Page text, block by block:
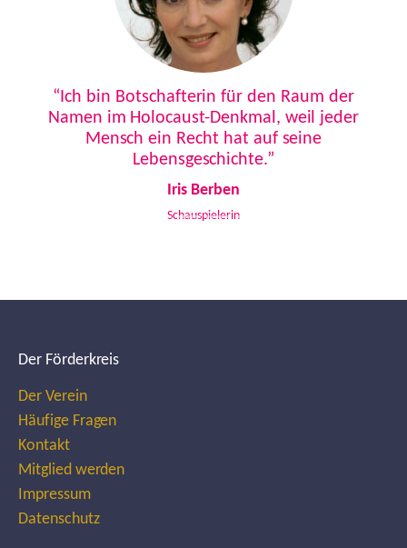
“Ich bin Botschafterin für den Raum der
Namen im Holocaust-Denkmal, weil jeder
Mensch ein Recht hat auf seine
Lebensgeschichte.”
Iris Berben
Schauspielerin
Der Förderkreis
Der Verein
Häufige Fragen
Kontakt
Mitglied werden
Impressum
Datenschutz